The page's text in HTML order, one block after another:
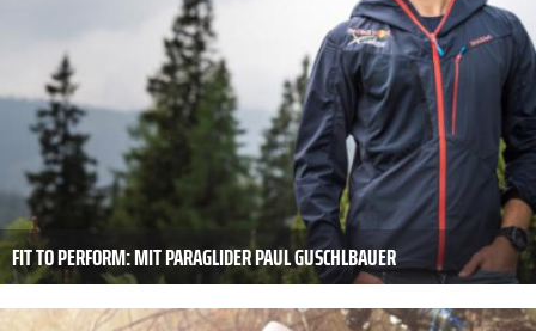
FIT TO PERFORM: MIT PARAGLIDER PAUL GUSCHLBAUER